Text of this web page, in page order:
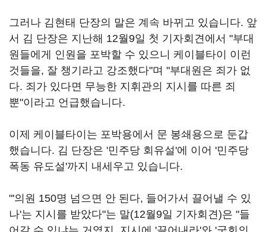
그러나 김현태 단장의 말은 계속 바뀌고 있습니다. 앞
서 김 단장은 지난해 12월9일 첫 기자회견에서 "부대
원들에게 인원을 포박할 수 있으니 케이블타이 이런
것들을, 잘 챙기라고 강조했다"며 "부대원은 죄가 없
다. 죄가 있다면 무능한 지휘관의 지시를 따른 죄
뿐"이라고 언급했습니다.
이제 케이블타이는 포박용에서 문 봉쇄용으로 둔갑
했습니다. 김 단장은 '민주당 회유설'에 이어 '민주당
폭동 유도설'까지 내세우고 있습니다.
"'의원 150명 넘으면 안 된다, 들어가서 끌어낼 수 있
나'는 지시를 받았다"는 말(12월9일 기자회견)은 "들